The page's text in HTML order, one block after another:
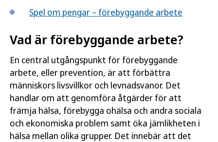
Spel om pengar – förebyggande arbete
Vad är förebyggande arbete?
En central utgångspunkt för förebyggande
arbete, eller prevention, är att förbättra
människors livsvillkor och levnadsvanor. Det
handlar om att genomföra åtgärder för att
främja hälsa, förebygga ohälsa och andra sociala
och ekonomiska problem samt öka jämlikheten i
hälsa mellan olika grupper. Det innebär att det